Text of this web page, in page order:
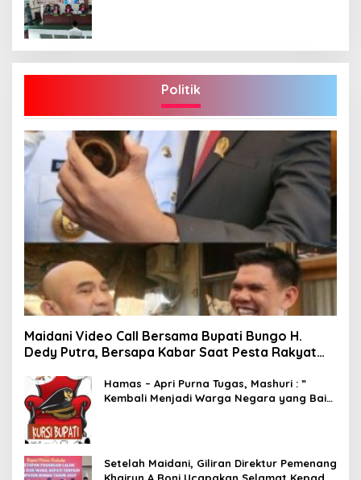
Politik
Maidani Video Call Bersama Bupati Bungo H.
Dedy Putra, Bersapa Kabar Saat Pesta Rakyat
Hamas – Apri Purna Tugas, Mashuri : ”
Kembali Menjadi Warga Negara yang Baik,
Setelah Maidani, Giliran Direktur Pemenang